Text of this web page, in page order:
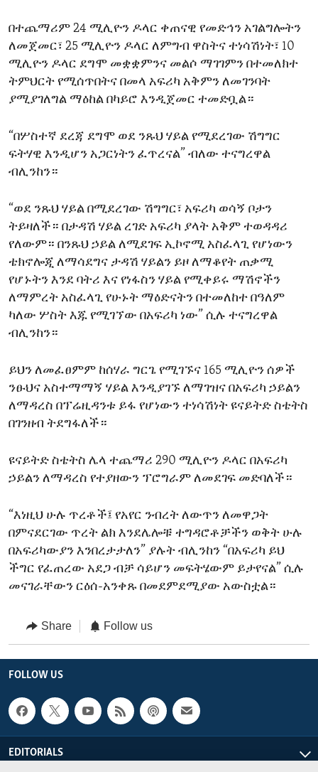
በተጨማሪም 24 ሚሊዮን ዶላር ቀጠናዊ የመድኅን አገልግሎትን
ለመጀመር፣ 25 ሚሊዮን ዶላር ለምግብ ዋስትና ተነሳሽነት፣ 10
ሚሊዮን ዶላር ደግሞ መቋቋምንና መልሶ ማገገምን በተመለክተ
ትምህርት የሚሰጥበትና በመላ አፍሪካ አቅምን ለመገንባት
ያሚያገለግል ማዕከል በካይሮ እንዲጀመር ተመድቧል።
“በሦስተኛ ደረጃ ደግሞ ወደ ንጹህ ሃይል የሚደረገው ሽግግር
ፍትሃዊ እንዲሆን አጋርነትን ፈጥረናል” ብለው ተናግረዋል
ብሊንከን።
“ወደ ንጹህ ሃይል በሚደረገው ሽግግር፣ አፍሪካ ወሳኝ ቦታን
ትይዛለች። በታዳሽ ሃይል ረገድ አፍሪካ ያላት አቅም ተወዳዳሪ
የለውም። በንጹህ ኃይል ለሚደገፍ ኢኮኖሚ አስፈላጊ የሆነውን
ቴክኖሎጂ ለማሳደግና ታዳሽ ሃይልን ይዞ ለማቆየት ጠቃሚ
የሆኑትን እንደ ባትሪ እና የነፋስን ሃይል የሚቀይሩ ማሽኖችን
ለማምረት አስፈላጊ የሁኑት ማዕድናትን በተመለከተ በዓለም
ካለው ሦስት እጁ የሚገኘው በአፍሪካ ነው” ሲሉ ተናግረዋል
ብሊንከን።
ይህን ለመፈፀምም ከሰሃራ ግርጌ የሚገኙና 165 ሚሊዮን ሰዎች
ንፁህና አስተማማኝ ሃይል እንዲያገኙ ለማገዝና በአፍሪካ ኃይልን
ለማዳረስ በፕሬዚዳንቱ ይፋ የሆነውን ተነሳሽነት ዩናይትድ ስቴትስ
በገንዘብ ትደግፋለች።
ዩናይትድ ስቴትስ ሌላ ተጨማሪ 290 ሚሊዮን ዶላር በአፍሪካ
ኃይልን ለማዳረስ የተያዘውን ፕሮግራም ለመደገፍ መድባለች።
“እነዚህ ሁሉ ጥረቶች፤ የአየር ንብረት ለውጥን ለመዋጋት
በምናደርገው ጥረት ልክ እንደሌሎቹ ተግዳሮቶቻችን ወቅት ሁሉ
በአፍሪካውያን እንበረታታለን” ያሉት ብሊንከን “በአፍሪካ ይህ
ችግር የፈጠረው አደጋ ብቻ ሳይሆን መፍትሄውም ይታየናል” ሲሉ
መናገራቸውን ርዕሰ-አንቀጹ በመደምደሚያው አውስቷል።
Share Follow us
FOLLOW US
EDITORIALS